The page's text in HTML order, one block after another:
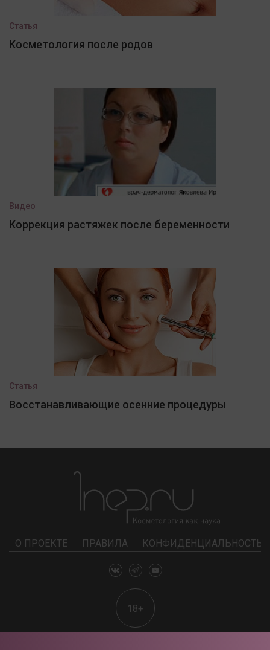
Статья
Косметология после родов
Видео
Коррекция растяжек после беременности
Статья
Восстанавливающие осенние процедуры
О ПРОЕКТЕ ПРАВИЛА КОНФИДЕНЦИАЛЬНОСТЬ
18+